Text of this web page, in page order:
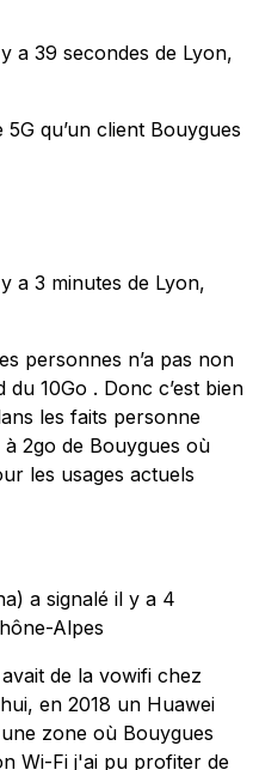
a 39 secondes de Lyon,
qu’un client Bouygues
a 3 minutes de Lyon,
personnes n’a pas non
10Go . Donc c’est bien
les faits personne
2go de Bouygues où
les usages actuels
a signalé il y a 4
Alpes
de la vowifi chez
en 2018 un Huawei
zone où Bouygues
Wi-Fi j'ai pu profiter de